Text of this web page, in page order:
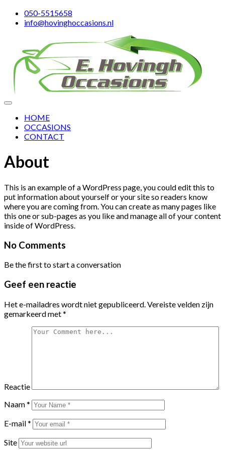
050-5515658
info@hovinghoccasions.nl
HOME
OCCASIONS
CONTACT
About
This is an example of a WordPress page, you could edit this to
put information about yourself or your site so readers know
where you are coming from. You can create as many pages like
this one or sub-pages as you like and manage all of your content
inside of WordPress.
No Comments
Be the first to start a conversation
Geef een reactie
Het e-mailadres wordt niet gepubliceerd. Vereiste velden zijn
gemarkeerd met*
Reactie
Naam*
E-mail*
Site